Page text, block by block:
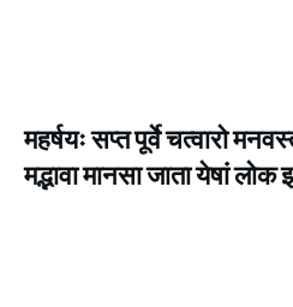
महर्षयः सप्त पूर्वे चत्वारो
मद्भावा मानसा जाता येषां